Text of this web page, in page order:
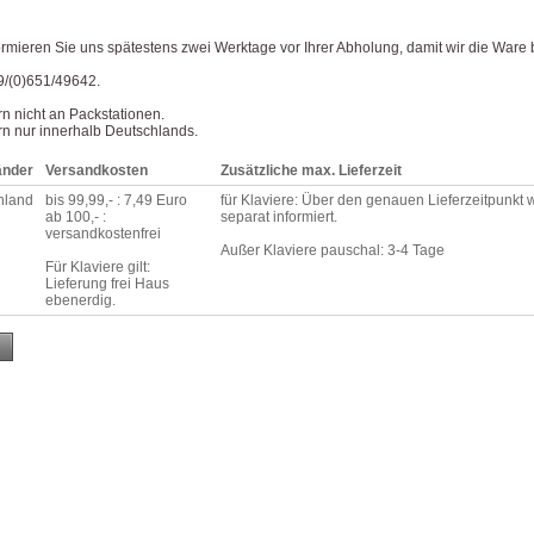
Sie uns spätestens zwei Werktage vor Ihrer Abholung, damit wir die Ware
(0)651/49642.
nicht an Packstationen.
nur innerhalb Deutschlands.
Versandkosten
Zusätzliche max. Lieferzeit
bis 99,99,- : 7,49 Euro
ab 100,- :
versandkostenfrei
Für Klaviere gilt:
Lieferung frei Haus
ebenerdig.
für Klaviere: Über den genauen Lieferzeitpunkt
separat informiert.
Außer Klaviere pauschal: 3-4 Tage